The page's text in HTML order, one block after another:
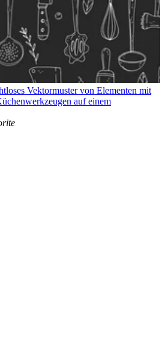
Vektormuster von Elementen mit
auf einem